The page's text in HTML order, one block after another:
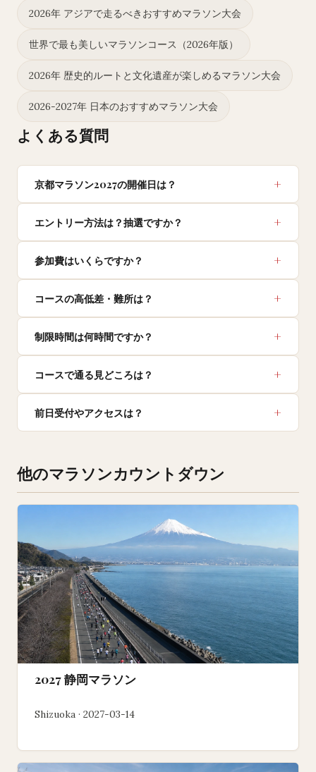
2026年 アジアで走るべきおすすめマラソン大会
世界で最も美しいマラソンコース（2026年版）
2026年 歴史的ルートと文化遺産が楽しめるマラソン大会
2026-2027年 日本のおすすめマラソン大会
よくある質問
京都マラソン2027の開催日は？
エントリー方法は？抽選ですか？
参加費はいくらですか？
コースの高低差・難所は？
制限時間は何時間ですか？
コースで通る見どころは？
前日受付やアクセスは？
他のマラソンカウントダウン
2027 静岡マラソン
Shizuoka · 2027-03-14